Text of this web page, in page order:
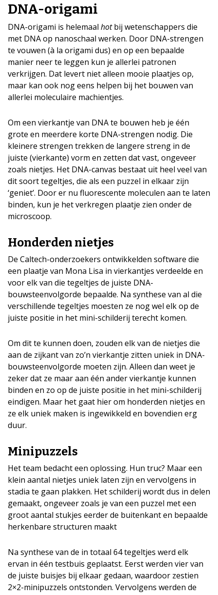
DNA-origami
DNA-origami is helemaal hotbij wetenschappers die
met DNA op nanoschaal werken. Door DNA-strengen
te vouwen (à la origami dus) en op een bepaalde
manier neer te leggen kun je allerlei patronen
verkrijgen. Dat levert niet alleen mooie plaatjes op,
maar kan ook nog eens helpen bij het bouwen van
allerlei moleculaire machientjes.
Om een vierkantje van DNA te bouwen heb je één
grote en meerdere korte DNA-strengen nodig. Die
kleinere strengen trekken de langere streng in de
juiste (vierkante) vorm en zetten dat vast, ongeveer
zoals nietjes. Het DNA-canvas bestaat uit heel veel van
dit soort tegeltjes, die als een puzzel in elkaar zijn
‘geniet’. Door er nu fluorescente moleculen aan te laten
binden, kun je het verkregen plaatje zien onder de
microscoop.
Honderden nietjes
De Caltech-onderzoekers ontwikkelden software die
een plaatje van Mona Lisa in vierkantjes verdeelde en
voor elk van die tegeltjes de juiste DNA-
bouwsteenvolgorde bepaalde. Na synthese van al die
verschillende tegeltjes moesten ze nog wel elk op de
juiste positie in het mini-schilderij terecht komen.
Om dit te kunnen doen, zouden elk van de nietjes die
aan de zijkant van zo’n vierkantje zitten uniek in DNA-
bouwsteenvolgorde moeten zijn. Alleen dan weet je
zeker dat ze maar aan één ander vierkantje kunnen
binden en zo op de juiste positie in het mini-schilderij
eindigen. Maar het gaat hier om honderden nietjes en
ze elk uniek maken is ingewikkeld en bovendien erg
duur.
Minipuzzels
Het team bedacht een oplossing. Hun truc? Maar een
klein aantal nietjes uniek laten zijn en vervolgens in
stadia te gaan plakken. Het schilderij wordt dus in delen
gemaakt, ongeveer zoals je van een puzzel met een
groot aantal stukjes eerder de buitenkant en bepaalde
herkenbare structuren maakt
Na synthese van de in totaal 64 tegeltjes werd elk
ervan in één testbuis geplaatst. Eerst werden vier van
de juiste buisjes bij elkaar gedaan, waardoor zestien
2×2-minipuzzels ontstonden. Vervolgens werden de